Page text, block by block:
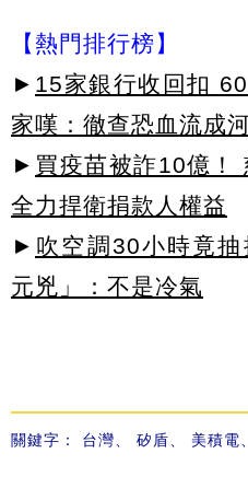
【熱門排行榜】
► 15家銀行收回扣
家嘆：徹查恐血流成
► 買疫苗被詐10億！
全力捍衛捐款人權益
► 吹空調30小時竟
元兇」：不是冷氣
關鍵字： 台灣 矽盾 美積電